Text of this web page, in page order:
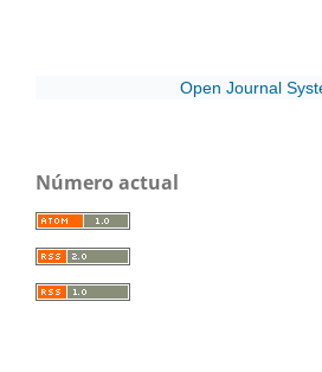
Open Journal
Número actual